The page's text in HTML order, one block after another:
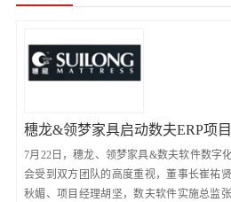
穗龙&领梦家具启动数夫ERP项目
7月22日，穗龙、领梦家具&数夫软件数字
会受到双方团队的高度重视，董事长崔祐
秋媚、项目经理胡坚，数夫软件实施总监